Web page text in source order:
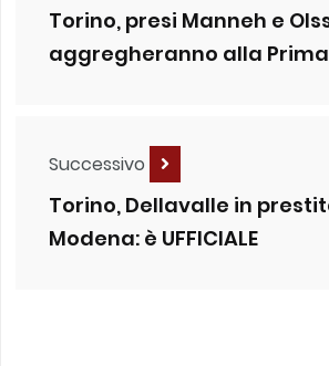
Torino, presi Manneh e
aggregheranno alla
Successivo
Torino, Dellavalle in
Modena: è UFFICIALE